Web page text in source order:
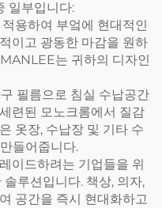
일부입니다:
용하여 부엌에 현대적인
이고 광동한 마감을 원하
는 귀하의 디자인
필름으로 침실 수납공간
련된 모노크롬에서 질감
옷장, 수납장 및 기타 수
들어줍니다.
이드하려는 기업들을 위
루션입니다. 책상, 의자,
공간을 즉시 현대화하고